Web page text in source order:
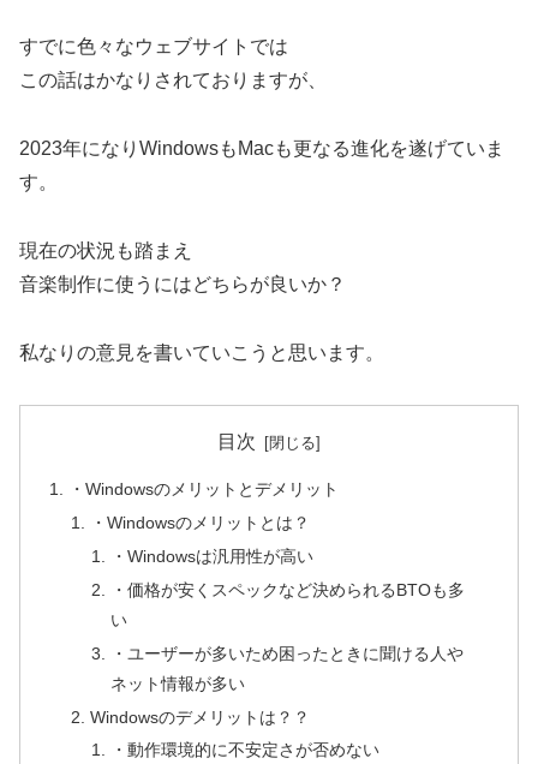
すでに色々なウェブサイトでは
この話はかなりされておりますが、
2023年になりWindowsもMacも更なる進化を遂げていま
す。
現在の状況も踏まえ
音楽制作に使うにはどちらが良いか？
私なりの意見を書いていこうと思います。
目次
・Windowsのメリットとデメリット
・Windowsのメリットとは？
・Windowsは汎用性が高い
・価格が安くスペックなど決められるBTOも多
い
・ユーザーが多いため困ったときに聞ける人や
ネット情報が多い
Windowsのデメリットは？？
・動作環境的に不安定さが否めない